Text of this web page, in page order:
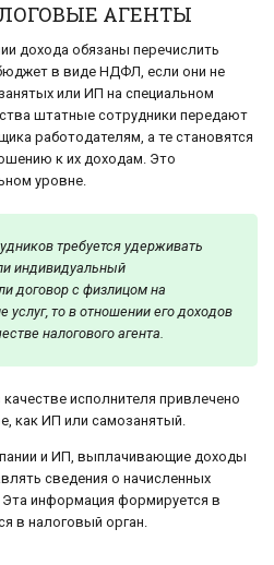
АГЕНТЫ
дохода обязаны перечислить
в виде НДФЛ, если они не
или ИП на специальном
штатные сотрудники передают
работодателям, а те становятся
к их доходам. Это
уровне.
требуется удерживать
индивидуальный
договор с физлицом на
услуг, то в отношении его доходов
налогового агента.
исполнителя привлечено
как ИП или самозанятый.
и ИП, выплачивающие доходы
сведения о начисленных
информация формируется в
в налоговый орган.